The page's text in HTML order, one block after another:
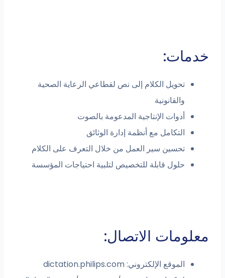
خدمات:
تحويل الكلام إلى نص لقطاعي الرعاية الصحية
والقانونية
أدوات الإنتاجية المدعومة بالصوت
التكامل مع أنظمة إدارة الوثائق
تحسين سير العمل من خلال التعرف على الكلام
حلول قابلة للتخصيص لتلبية احتياجات المؤسسة
معلومات الاتصال:
الموقع الإلكتروني: dictation.philips.com